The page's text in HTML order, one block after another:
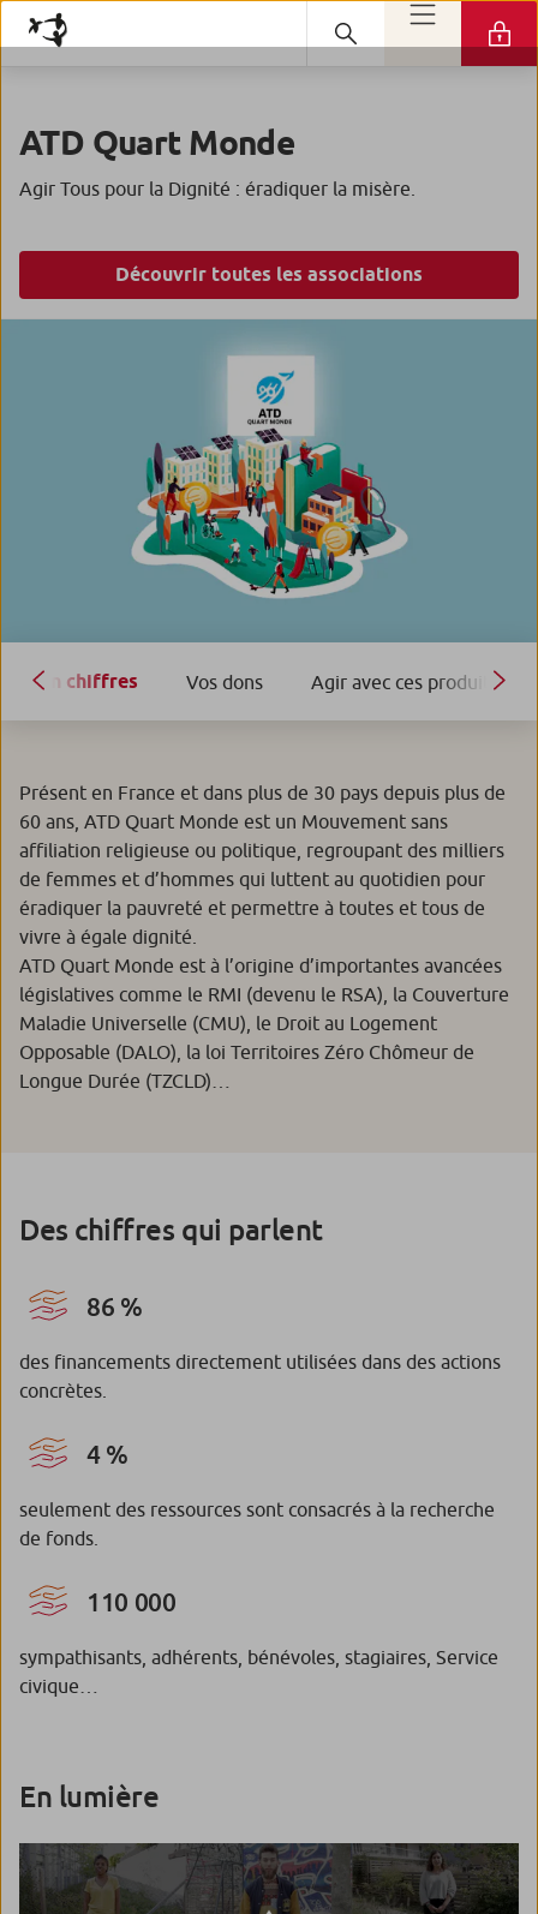
ATD Quart Monde
Agir Tous pour la Dignité : éradiquer la misère.
Découvrir toutes les associations
En chiffres Vos dons Agir avec ces produits
Présent en France et dans plus de 30 pays depuis plus de
60 ans, ATD Quart Monde est un Mouvement sans
affiliation religieuse ou politique, regroupant des milliers
de femmes et d’hommes qui luttent au quotidien pour
éradiquer la pauvreté et permettre à toutes et tous de
vivre à égale dignité.
ATD Quart Monde est à l’origine d’importantes avancées
législatives comme le RMI (devenu le RSA), la Couverture
Maladie Universelle (CMU), le Droit au Logement
Opposable (DALO), la loi Territoires Zéro Chômeur de
Longue Durée (TZCLD)…
Des chiffres qui parlent
86 %
des financements directement utilisées dans des actions
concrètes.
4 %
seulement des ressources sont consacrés à la recherche
de fonds.
110 000
sympathisants, adhérents, bénévoles, stagiaires, Service
civique…
En lumière